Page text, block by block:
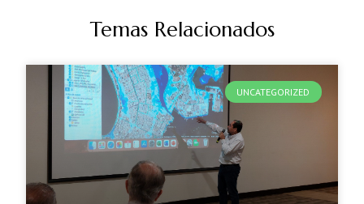
Temas Relacionados
UNCATEGORIZED